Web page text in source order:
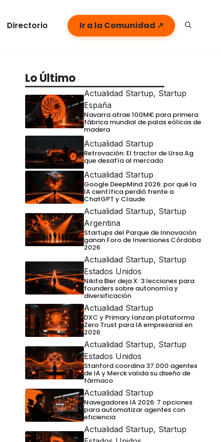
Directorio Ir a la Comunidad ↗
Lo Último
Actualidad Startup, Startup
España
Navarra atrae 100M€ para primera
fábrica mundial de palas eólicas de
madera
Actualidad Startup
Retrovación: El tractor de Ursa Ag
que desafía al mercado
Actualidad Startup
Google DeepMind 2026: por qué la
IA científica perdió frente a
ChatGPT y Claude
Actualidad Startup, Startup
Argentina
Startups del Parque de Innovación
ganan Foro de Inversiones Córdoba
2026
Actualidad Startup, Startup
Estados Unidos
Nikita Bier deja X: 3 lecciones para
founders sobre autonomía y
diversificación
Actualidad Startup
DXC y Primary lanzan plataforma
Zero Trust para IA empresarial en
2026
Actualidad Startup, Startup
Estados Unidos
Stanford coordina 37.000 agentes
de IA y Merck valida su diseño de
fármaco
Actualidad Startup
Navegadores IA 2026: 7 opciones
para automatizar agentes con
eficiencia
Actualidad Startup, Startup